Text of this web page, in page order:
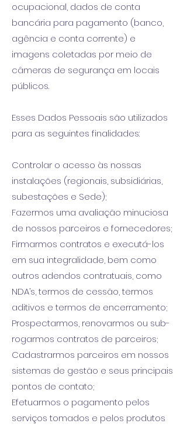
ocupacional, dados de conta
bancária para pagamento (banco,
agência e conta corrente) e
imagens coletadas por meio de
câmeras de segurança em locais
públicos.
Esses Dados Pessoais são utilizados
para as seguintes finalidades:
Controlar o acesso às nossas
instalações (regionais, subsidiárias,
subestações e Sede);
Fazermos uma avaliação minuciosa
de nossos parceiros e fornecedores;
Firmarmos contratos e executá-los
em sua integralidade, bem como
outros adendos contratuais, como
NDA’s, termos de cessão, termos
aditivos e termos de encerramento;
Prospectarmos, renovarmos ou sub-
rogarmos contratos de parceiros;
Cadastrarmos parceiros em nossos
sistemas de gestão e seus principais
pontos de contato;
Efetuarmos o pagamento pelos
serviços tomados e pelos produtos